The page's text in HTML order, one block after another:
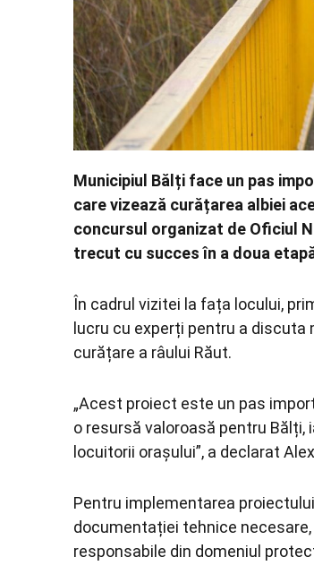
Municipiul Bălți face un pas
care vizează curățarea albiei
concursul organizat de Oficiul
trecut cu succes în a doua
În cadrul vizitei la fața locului,
lucru cu experți pentru a
curățare a râului Răut.
„Acest proiect este un pas
o resursă valoroasă pentru
locuitorii orașului”, a declarat
Pentru implementarea
documentației tehnice
responsabile din domeniul